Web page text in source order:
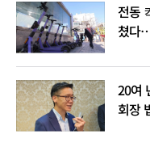
전동
쳤다
20여
회장